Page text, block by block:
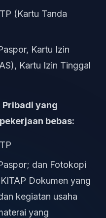
(Kartu Tanda
Kartu Izin
Kartu Izin Tinggal
Pribadi yang
bebas:
dan Fotokopi
Dokumen yang
kegiatan usaha
yang